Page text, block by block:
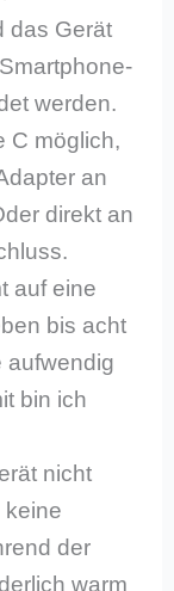
das Gerät
werden.
C möglich,
an
direkt an
auf eine
bis acht
aufwendig
bin ich
nicht
keine
der
warm